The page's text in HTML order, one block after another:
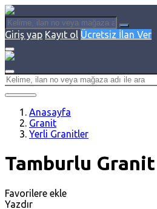
Giriş yap Kayıt ol Ücretsiz İlan Ver
Anasayfa
Granit
Yerli Granitler
Tamburlu Granit
Favorilere ekle
Yazdır